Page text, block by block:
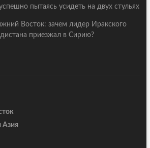
пытаясь усидеть на двух стульях
Восток: зачем лидер Иракского
приезжал в Сирию?
Азия